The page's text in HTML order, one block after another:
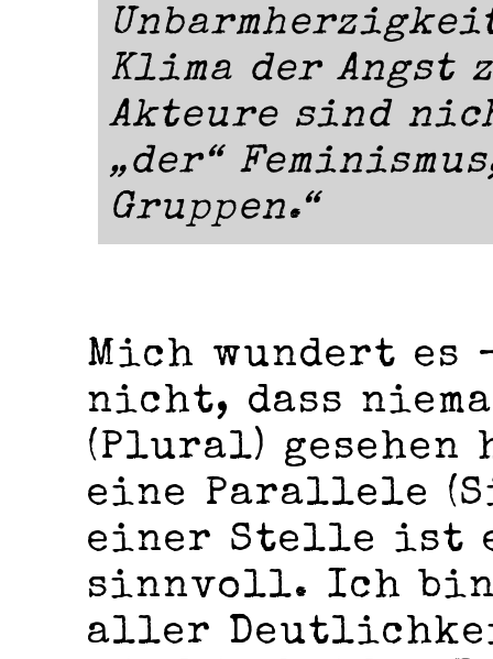
Klima der Angst
Akteure sind
„der“
Gruppen.“
Mich wundert es
nicht, dass
(Plural) gesehen
eine Parallele
einer Stelle ist
sinnvoll. Ich bin
aller